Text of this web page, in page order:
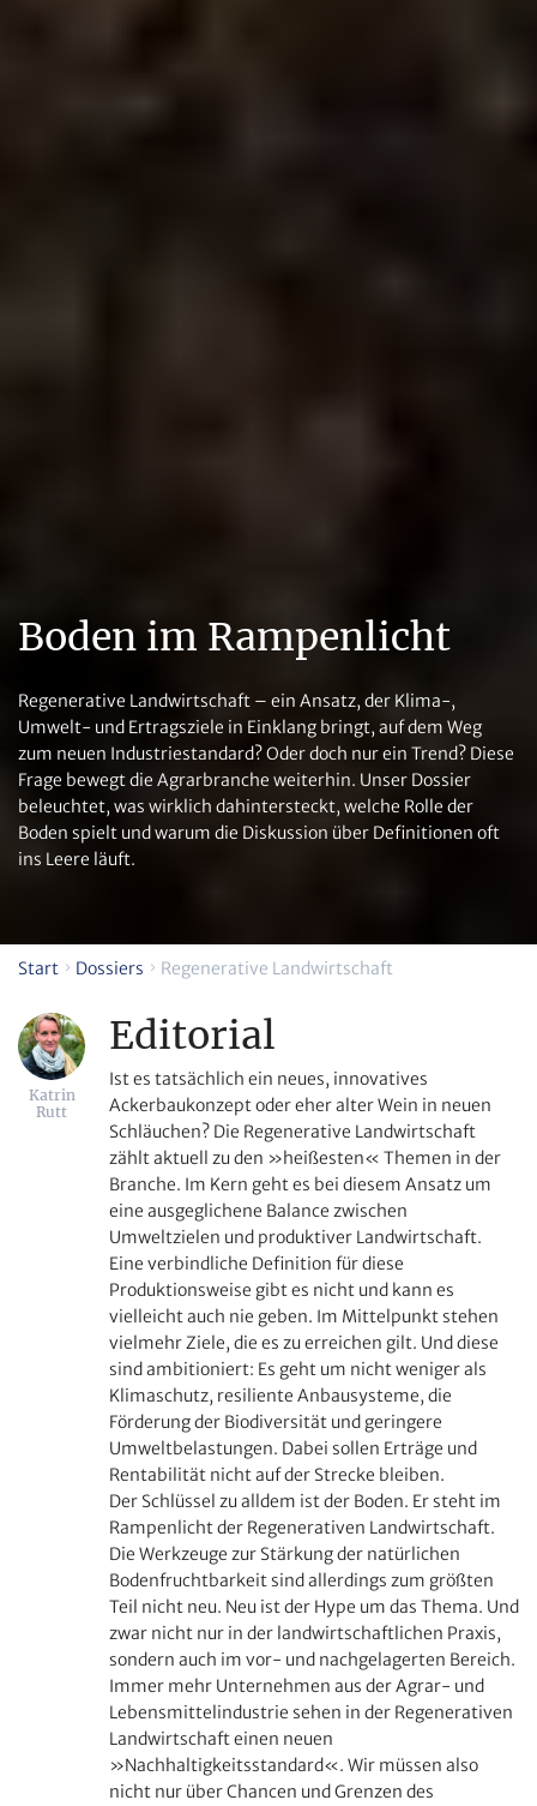
Boden im Rampenlicht
Regenerative Landwirtschaft – ein Ansatz, der Klima-,
Umwelt- und Ertragsziele in Einklang bringt, auf dem Weg
zum neuen Industriestandard? Oder doch nur ein Trend? Diese
Frage bewegt die Agrarbranche weiterhin. Unser Dossier
beleuchtet, was wirklich dahintersteckt, welche Rolle der
Boden spielt und warum die Diskussion über Definitionen oft
ins Leere läuft.
Start Dossiers Regenerative Landwirtschaft
Katrin
Rutt
Editorial
Ist es tatsächlich ein neues, innovatives
Ackerbaukonzept oder eher alter Wein in neuen
Schläuchen? Die Regenerative Landwirtschaft
zählt aktuell zu den »heißesten« Themen in der
Branche. Im Kern geht es bei diesem Ansatz um
eine ausgeglichene Balance zwischen
Umweltzielen und produktiver Landwirtschaft.
Eine verbindliche Definition für diese
Produktionsweise gibt es nicht und kann es
vielleicht auch nie geben. Im Mittelpunkt stehen
vielmehr Ziele, die es zu erreichen gilt. Und diese
sind ambitioniert: Es geht um nicht weniger als
Klimaschutz, resiliente Anbausysteme, die
Förderung der Biodiversität und geringere
Umweltbelastungen. Dabei sollen Erträge und
Rentabilität nicht auf der Strecke bleiben.
Der Schlüssel zu alldem ist der Boden. Er steht im
Rampenlicht der Regenerativen Landwirtschaft.
Die Werkzeuge zur Stärkung der natürlichen
Bodenfruchtbarkeit sind allerdings zum größten
Teil nicht neu. Neu ist der Hype um das Thema. Und
zwar nicht nur in der landwirtschaftlichen Praxis,
sondern auch im vor- und nachgelagerten Bereich.
Immer mehr Unternehmen aus der Agrar- und
Lebensmittelindustrie sehen in der Regenerativen
Landwirtschaft einen neuen
»Nachhaltigkeitsstandard«. Wir müssen also
nicht nur über Chancen und Grenzen des